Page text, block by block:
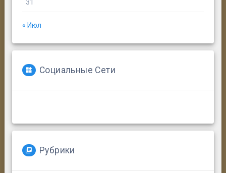
31
« Июл
Социальные Сети
Рубрики